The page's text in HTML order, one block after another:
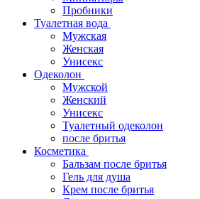
Пробники
Туалетная вода
Мужская
Женская
Унисекс
Одеколон
Мужской
Женский
Унисекс
Туалетный одеколон
после бритья
Косметика
Бальзам после бритья
Гель для душа
Крем после бритья